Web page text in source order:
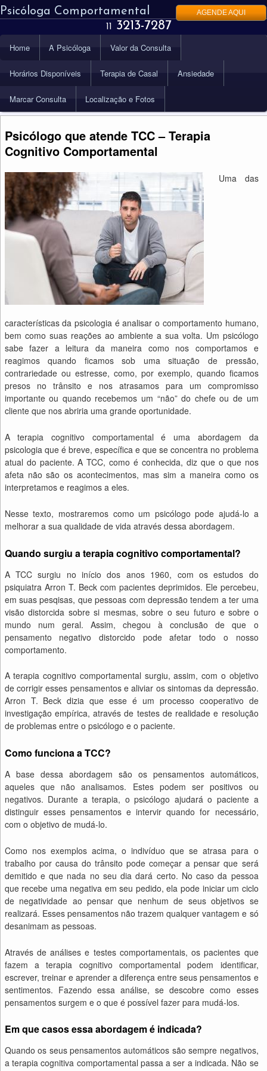
Psicóloga Comportamental AGENDE AQUI
11 3213-7287
principal
Pular
para
o
conteúdo
principal
Pular
para
o
conteúdo
secundário
Home A Psicóloga Valor da Consulta
Horários Disponíveis Terapia de Casal Ansiedade
Marcar Consulta Localização e Fotos
Psicólogo que atende TCC – Terapia
Cognitivo Comportamental
Uma das
características da psicologia é analisar o comportamento humano,
bem como suas reações ao ambiente a sua volta. Um psicólogo
sabe fazer a leitura da maneira como nos comportamos e
reagimos quando ficamos sob uma situação de pressão,
contrariedade ou estresse, como, por exemplo, quando ficamos
presos no trânsito e nos atrasamos para um compromisso
importante ou quando recebemos um “não” do chefe ou de um
cliente que nos abriria uma grande oportunidade.
A terapia cognitivo comportamental é uma abordagem da
psicologia que é breve, específica e que se concentra no problema
atual do paciente. A TCC, como é conhecida, diz que o que nos
afeta não são os acontecimentos, mas sim a maneira como os
interpretamos e reagimos a eles.
Nesse texto, mostraremos como um psicólogo pode ajudá-lo a
melhorar a sua qualidade de vida através dessa abordagem.
Quando surgiu a terapia cognitivo comportamental?
A TCC surgiu no início dos anos 1960, com os estudos do
psiquiatra Arron T. Beck com pacientes deprimidos. Ele percebeu,
em suas pesqisas, que pessoas com depressão tendem a ter uma
visão distorcida sobre si mesmas, sobre o seu futuro e sobre o
mundo num geral. Assim, chegou à conclusão de que o
pensamento negativo distorcido pode afetar todo o nosso
comportamento.
A terapia cognitivo comportamental surgiu, assim, com o objetivo
de corrigir esses pensamentos e aliviar os sintomas da depressão.
Arron T. Beck dizia que esse é um processo cooperativo de
investigação empírica, através de testes de realidade e resolução
de problemas entre o psicólogo e o paciente.
Como funciona a TCC?
A base dessa abordagem são os pensamentos automáticos,
aqueles que não analisamos. Estes podem ser positivos ou
negativos. Durante a terapia, o psicólogo ajudará o paciente a
distinguir esses pensamentos e intervir quando for necessário,
com o objetivo de mudá-lo.
Como nos exemplos acima, o indivíduo que se atrasa para o
trabalho por causa do trânsito pode começar a pensar que será
demitido e que nada no seu dia dará certo. No caso da pessoa
que recebe uma negativa em seu pedido, ela pode iniciar um ciclo
de negatividade ao pensar que nenhum de seus objetivos se
realizará. Esses pensamentos não trazem qualquer vantagem e só
desanimam as pessoas.
Através de análises e testes comportamentais, os pacientes que
fazem a terapia cognitivo comportamental podem identificar,
escrever, treinar e aprender a diferença entre seus pensamentos e
sentimentos. Fazendo essa análise, se descobre como esses
pensamentos surgem e o que é possível fazer para mudá-los.
Em que casos essa abordagem é indicada?
Quando os seus pensamentos automáticos são sempre negativos,
a terapia cognitiva comportamental passa a ser a indicada. Não se